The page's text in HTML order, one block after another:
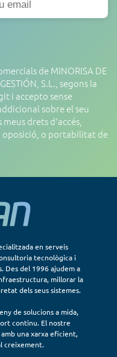
de MINORISA DE
S.L., segons la
i accepto sense
sobre el seu
drets d'accés,
oposició, o portabilitat de
en serveis
tecnològica i
Des del 1996 ajudem a
millorar la
dels seus sistemes.
de solucions a mida,
continu. El nostre
una xarxa eficient,
creixement.